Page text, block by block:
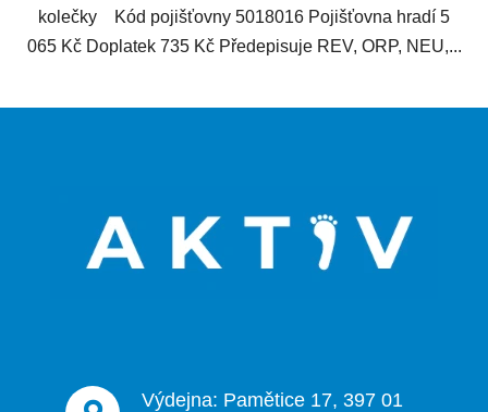
kolečky Kód pojišťovny 5018016 Pojišťovna hradí 5
065 Kč Doplatek 735 Kč Předepisuje REV, ORP, NEU,...
Výdejna: Pamětice 17, 397 01